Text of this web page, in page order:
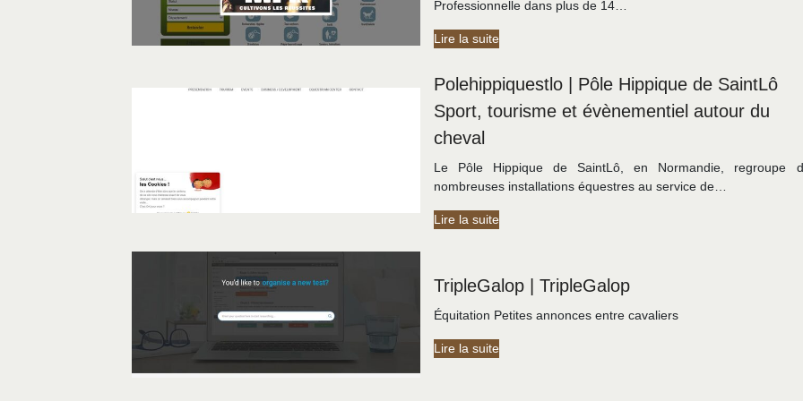
Professionnelle dans plus de 14…
Lire la suite
Polehip­pi­questlo | Pôle Hippique de SaintLô
Sport, tourisme et évène­men­tiel autour du
cheval
Le Pôle Hippique de SaintLô, en Normandie, regroupe
nombreuses installations équestres au service de…
Lire la suite
TripleGalop | TripleGalop
Équitation Petites annonces entre cavaliers
Lire la suite